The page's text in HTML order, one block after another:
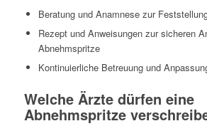
Beratung und Anamnese zur
Rezept und Anweisungen zur sicheren
Abnehmspritze
Kontinuierliche Betreuung und
Welche Ärzte dürfen eine
Abnehmspritze